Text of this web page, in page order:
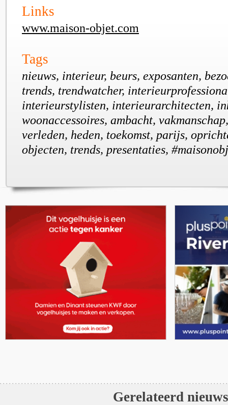
Links
www.maison-objet.com
Tags
nieuws, interieur, beurs, exposanten,
trends, trendwatcher,
interieurstylisten, interieurarchitecten,
woonaccessoires, ambacht,
verleden, heden, toekomst, parijs,
objecten, trends, presentaties,
Gerelateerd nieuws